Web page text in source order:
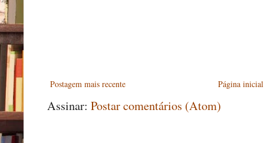
Postagem mais recente Página inicial
Assinar: Postar comentários (Atom)